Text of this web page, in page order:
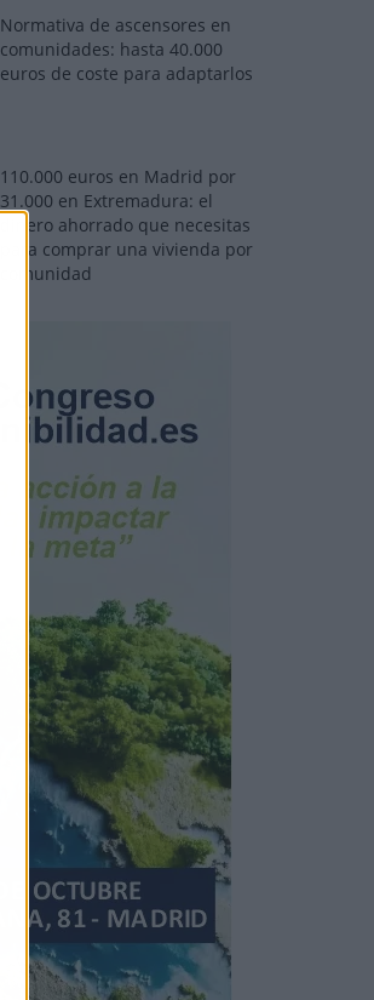
Normativa de ascensores en
comunidades: hasta 40.000
euros de coste para adaptarlos
110.000 euros en Madrid por
31.000 en Extremadura: el
dinero ahorrado que necesitas
para comprar una vivienda por
comunidad